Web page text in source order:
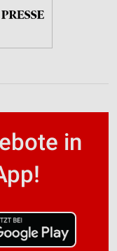
in